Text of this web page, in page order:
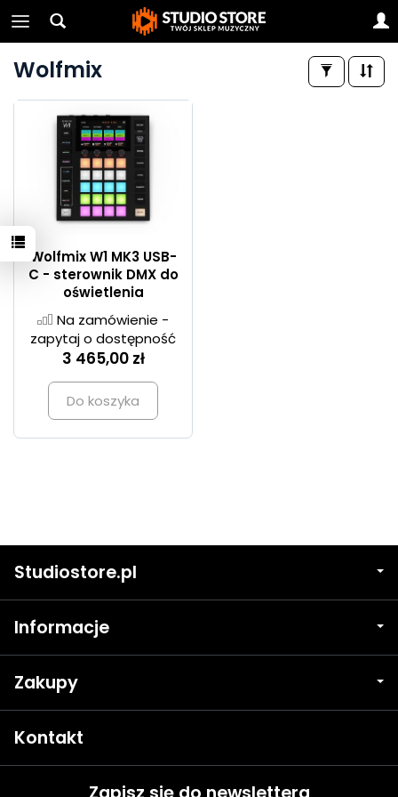
Wolfmix
Wolfmix W1 MK3 USB-
C - sterownik DMX do
oświetlenia
Na zamówienie -
zapytaj o dostępność
3 465,00 zł
Do koszyka
Studiostore.pl
Informacje
Zakupy
Kontakt